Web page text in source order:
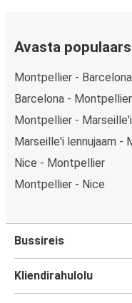
Avasta
Montpellier - Barcelona
Barcelona - Montpellier
Montpellier -
Marseille'i lennujaam -
Nice - Montpellier
Montpellier - Nice
Bussireis
Kliendirahulolu